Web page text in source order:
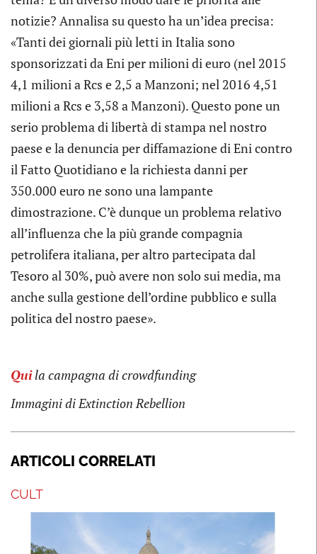
notizie? Annalisa su questo ha un’idea precisa:
«Tanti dei giornali più letti in Italia sono
sponsorizzati da Eni per milioni di euro (nel 2015
4,1 milioni a Rcs e 2,5 a Manzoni; nel 2016 4,51
milioni a Rcs e 3,58 a Manzoni). Questo pone un
serio problema di libertà di stampa nel nostro
paese e la denuncia per diffamazione di Eni contro
il Fatto Quotidiano e la richiesta danni per
350.000 euro ne sono una lampante
dimostrazione. C’è dunque un problema relativo
all’influenza che la più grande compagnia
petrolifera italiana, per altro partecipata dal
Tesoro al 30%, può avere non solo sui media, ma
anche sulla gestione dell’ordine pubblico e sulla
politica del nostro paese».
Quila campagna di crowdfunding
Immagini di Extinction Rebellion
ARTICOLI CORRELATI
CULT